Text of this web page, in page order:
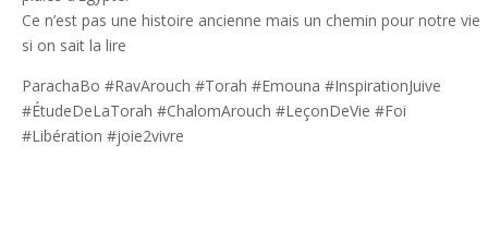
Ce n’est pas une histoire ancienne mais un chemin pour notre vie
si on sait la lire
ParachaBo #RavArouch #Torah #Emouna #InspirationJuive
#ÉtudeDeLaTorah #ChalomArouch #LeçonDeVie #Foi
#Libération #joie2vivre